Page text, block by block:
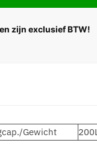
zijn exclusief BTW!
Gewicht